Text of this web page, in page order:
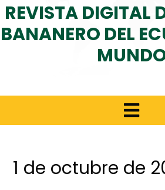
REVISTA DIGITAL
BANANERO DEL
1 de octubre de